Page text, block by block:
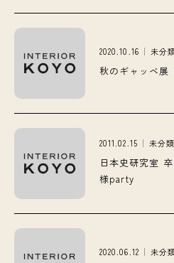
2020.10.16 未分
秋のギャッベ展
2011.02.15 未分類
日本史研究室
様party
2020.06.12 未分